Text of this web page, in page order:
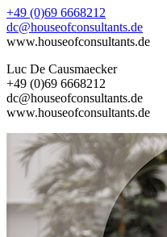
+49 (0)69 6668212
dc@houseofconsultants.de
www.houseofconsultants.de
Luc De Causmaecker
+49 (0)69 6668212
dc@houseofconsultants.de
www.houseofconsultants.de